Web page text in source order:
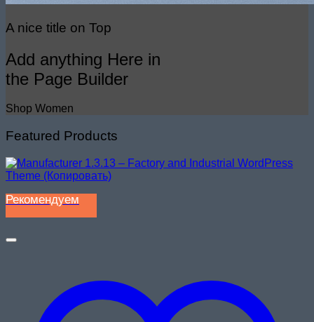
A nice title on Top
Add anything Here in
the Page Builder
Shop Women
Featured Products
Рекомендуем